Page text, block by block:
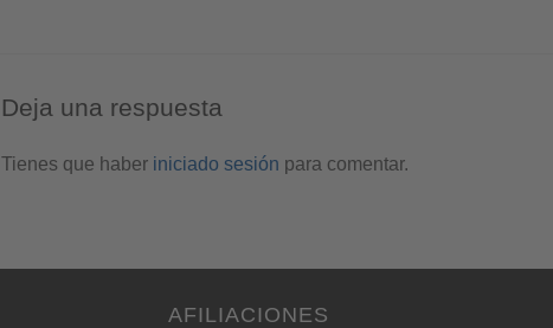
Deja una respuesta
Tienes que haber iniciado sesión para comentar.
AFILIACIONES